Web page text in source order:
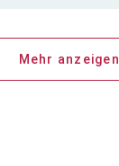
Mehr anzeigen